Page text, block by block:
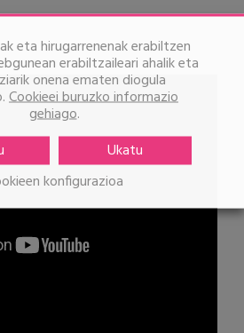
eta hirugarrenenak erabiltzen
erabiltzaileari ahalik eta
onena ematen diogula
Cookieei buruzko informazio
gehiago.
Ukatu
konfigurazioa